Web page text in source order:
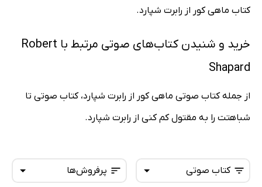
کتاب ماهی کور از رابرت شپارد.
خرید و شنیدن کتاب‌های صوتی مرتبط با Robert
Shapard
از جمله کتاب صوتی ماهی کور از رابرت شپارد، کتاب صوتی تا
شباهتت را به مقتول کم کنی از رابرت شپارد.
پرفروش‌ها کتاب صوتی